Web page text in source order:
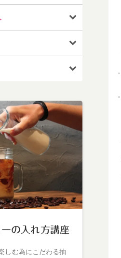
の入れ方講座
しむ為にこだわる抽